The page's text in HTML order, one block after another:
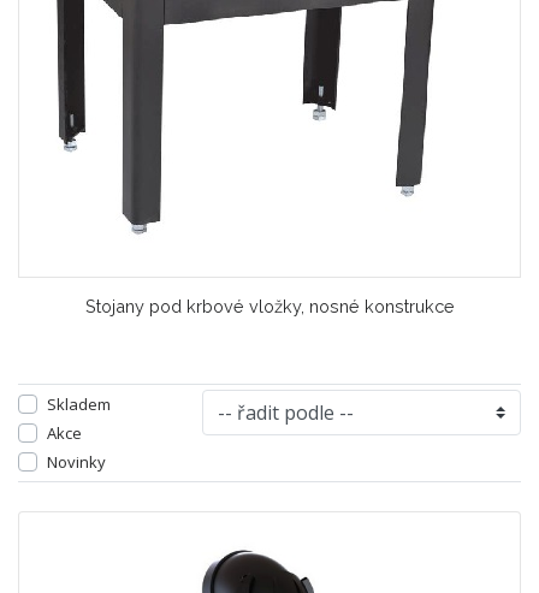
Stojany pod krbové vložky, nosné konstrukce
Skladem
Akce
Novinky